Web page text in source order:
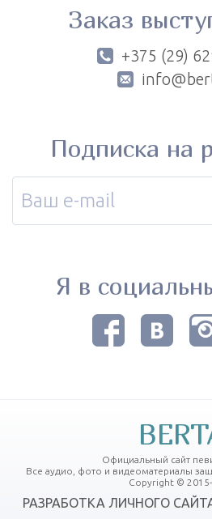
Заказ
+375 (29)
Подписка на
Я в
Официальный сайт
Все аудио, фото и видеоматериалы
Copyright ©
РАЗРАБОТКА ЛИЧНОГО САЙТА